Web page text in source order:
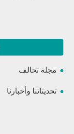
مجلة تحالف
تحديثاتنا وأخبارنا